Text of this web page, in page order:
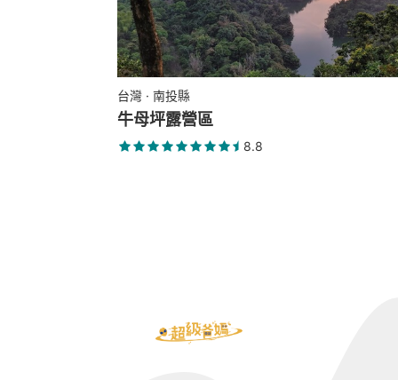
台灣 · 南投縣
牛母坪露營區
8.8